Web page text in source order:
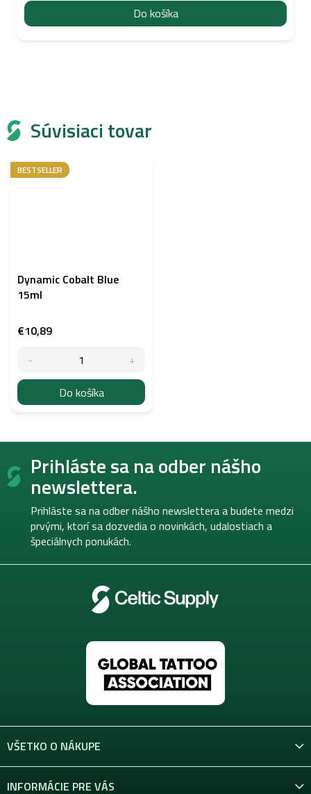
Súvisiaci tovar
BESTSELLER
Dynamic Cobalt Blue
15ml
€10,89
Do košíka
Do košíka
Z
Prihláste sa na odber nášho
newslettera.
Prihláste sa na odber nášho newslettera a budete medzi
prvými, ktorí sa dozvedia o novinkách, udalostiach a
špeciálnych ponukách.
VŠETKO O NÁKUPE
INFORMÁCIE PRE VÁS